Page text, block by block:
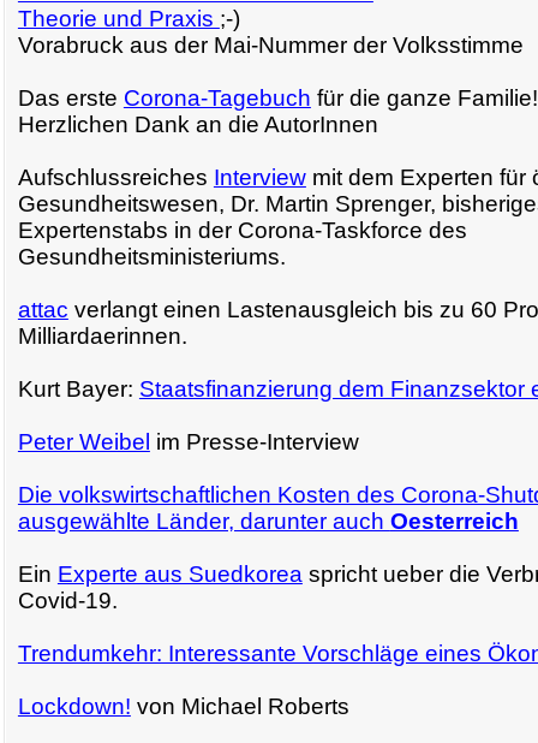
Theorie und Praxis ;-)
Vorabruck aus der Mai-Nummer der Volksstimme
Das erste Corona-Tagebuch für die ganze Familie!
Herzlichen Dank an die AutorInnen
Aufschlussreiches Interviewmit dem Experten für
Gesundheitswesen, Dr. Martin Sprenger,
Expertenstabs in der Corona-Taskforce des
Gesundheitsministeriums.
attac verlangt einen Lastenausgleich bis zu 60
Milliardaerinnen.
Kurt Bayer: Staatsfinanzierung dem Finanzsektor
Peter Weibel im Presse-Interview
Die volkswirtschaftlichen Kosten des Corona-
ausgewählte Länder, darunter auch Oesterreich
Ein Experte aus Suedkorea spricht ueber die
Covid-19.
Trendumkehr: Interessante Vorschläge eines
Lockdown! von Michael Roberts